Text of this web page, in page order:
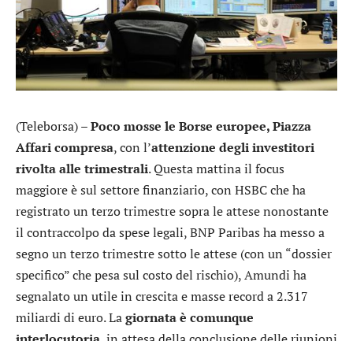
(Teleborsa) –Poco mosse le Borse europee, Piazza
Affari compresa, con l’attenzione degli investitori
rivolta alle trimestrali. Questa mattina il focus
maggiore è sul settore finanziario, con HSBCche ha
registrato un terzo trimestre sopra le attese nonostante
il contraccolpo da spese legali,BNP Paribas ha messo a
segno un terzo trimestre sotto le attese (con un “dossier
specifico” che pesa sul costo del rischio),Amundi ha
segnalato un utile in crescita e masse record a 2.317
miliardi di euro. Lagiornata è comunque